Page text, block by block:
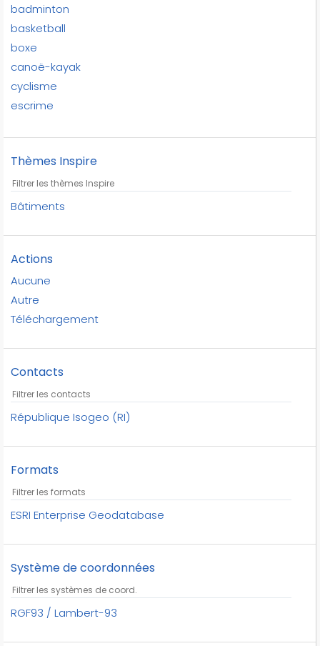
badminton
basketball
boxe
canoë-kayak
cyclisme
escrime
gymnastique
haltérophilie
handball
judo
lutte
natation
pentathlon moderne
rugby
sports
stades
taekwondo
tir
tir à l'arc
triathlon
volley-ball
équipements sportifs
équitation
Thèmes Inspire
Bâtiments
Actions
Aucune
Autre
Téléchargement
Contacts
République Isogeo (RI)
Formats
ESRI Enterprise Geodatabase
Système de coordonnées
RGF93 / Lambert-93